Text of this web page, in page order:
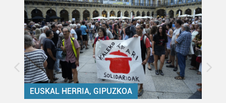
EUSKAL HERRIA, GIPUZKOA